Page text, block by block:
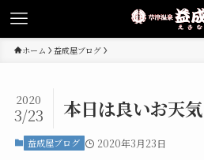
ホーム 益成屋ブログ
本日は良いお天
2020
3/23
益成屋ブログ 2020年3月23日